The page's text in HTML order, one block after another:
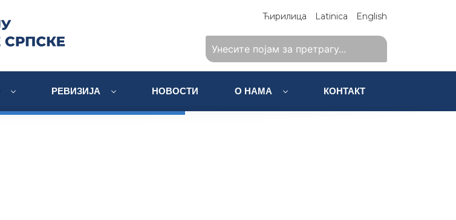
Ћирилица Latinica English
РЕВИЗИЈА НОВОСТИ О НАМА КОНТАКТ